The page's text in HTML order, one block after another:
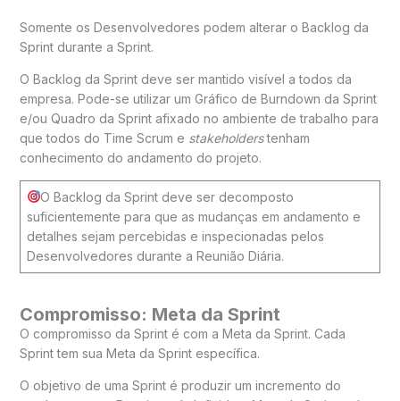
Somente os Desenvolvedores podem alterar o Backlog da
Sprint durante a Sprint.
O Backlog da Sprint deve ser mantido visível a todos da
empresa. Pode-se utilizar um Gráfico de Burndown da Sprint
e/ou Quadro da Sprint afixado no ambiente de trabalho para
que todos do Time Scrum e stakeholderstenham
conhecimento do andamento do projeto.
O Backlog da Sprint deve ser decomposto
suficientemente para que as mudanças em andamento e
detalhes sejam percebidas e inspecionadas pelos
Desenvolvedores durante a Reunião Diária.
Compromisso: Meta da Sprint
O compromisso da Sprint é com a Meta da Sprint. Cada
Sprint tem sua Meta da Sprint específica.
O objetivo de uma Sprint é produzir um incremento do